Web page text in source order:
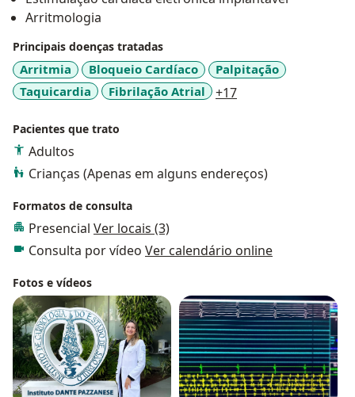
Arritmologia
Principais doenças tratadas
Arritmia Bloqueio Cardíaco
Palpitação
Taquicardia
Fibrilação Atrial +17
Pacientes que trato
Adultos
Crianças (Apenas em alguns endereços)
Formatos de consulta
Presencial Ver locais (3)
Consulta por vídeo Ver calendário online
Fotos e vídeos